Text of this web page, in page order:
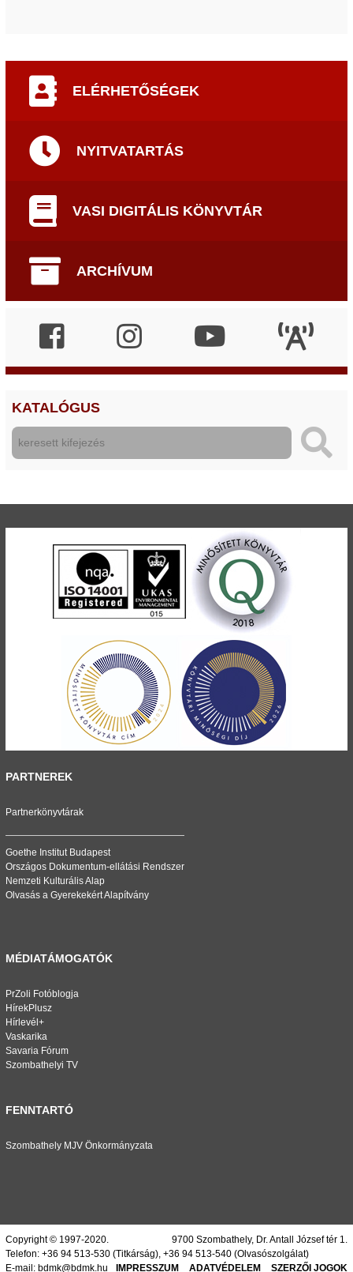
ELÉRHETŐSÉGEK
NYITVATARTÁS
VASI DIGITÁLIS KÖNYVTÁR
ARCHÍVUM
KATALÓGUS
PARTNEREK
Partnerkönyvtárak
Goethe Institut Budapest
Országos Dokumentum-ellátási Rendszer
Nemzeti Kulturális Alap
Olvasás a Gyerekekért Alapítvány
MÉDIATÁMOGATÓK
PrZoli Fotóblogja
HírekPlusz
Hírlevél+
Vaskarika
Savaria Fórum
Szombathelyi TV
FENNTARTÓ
Szombathely MJV Önkormányzata
Copyright © 1997-2020.
9700 Szombathely, Dr. Antall József tér 1.
Telefon: +36 94 513-530 (Titkárság), +36 94 513-540 (Olvasószolgálat)
E-mail: bdmk@bdmk.hu IMPRESSZUM ADATVÉDELEM SZERZŐI JOGOK